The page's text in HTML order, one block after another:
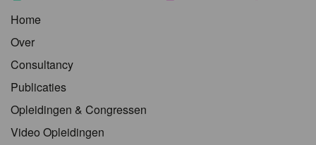
Home
Over
Consultancy
Publicaties
Opleidingen & Congressen
Video Opleidingen